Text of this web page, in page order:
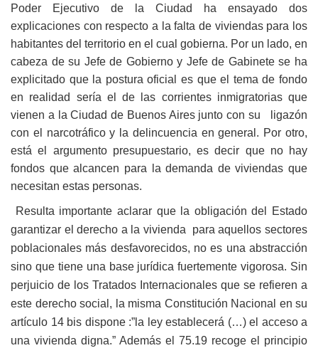
Poder Ejecutivo de la Ciudad ha ensayado dos
explicaciones con respecto a la falta de viviendas para los
habitantes del territorio en el cual gobierna. Por un lado, en
cabeza de su Jefe de Gobierno y Jefe de Gabinete se ha
explicitado que la postura oficial es que el tema de fondo
en realidad sería el de las corrientes inmigratorias que
vienen a la Ciudad de Buenos Aires junto con su ligazón
con el narcotráfico y la delincuencia en general. Por otro,
está el argumento presupuestario, es decir que no hay
fondos que alcancen para la demanda de viviendas que
necesitan estas personas.
Resulta importante aclarar que la obligación del Estado
garantizar el derecho a la vivienda para aquellos sectores
poblacionales más desfavorecidos, no es una abstracción
sino que tiene una base jurídica fuertemente vigorosa. Sin
perjuicio de los Tratados Internacionales que se refieren a
este derecho social, la misma Constitución Nacional en su
artículo 14 bis dispone :”la ley establecerá (…) el acceso a
una vivienda digna.” Además el 75.19 recoge el principio